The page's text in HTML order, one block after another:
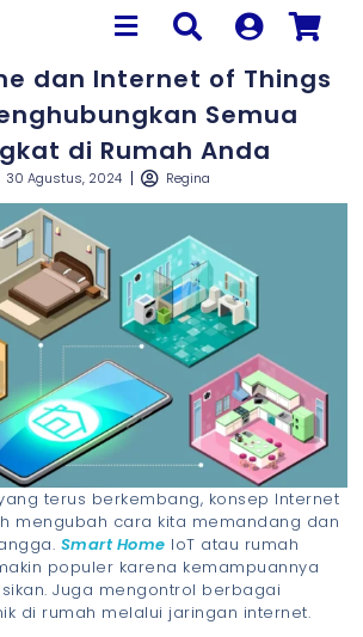
dan Internet of Things
Semua
di Rumah Anda
30 Agustus, 2024 Regina
terus berkembang, konsep Internet
mengubah cara kita memandang dan
Smart Home IoT atau rumah
populer karena kemampuannya
Juga mengontrol berbagai
di rumah melalui jaringan internet.